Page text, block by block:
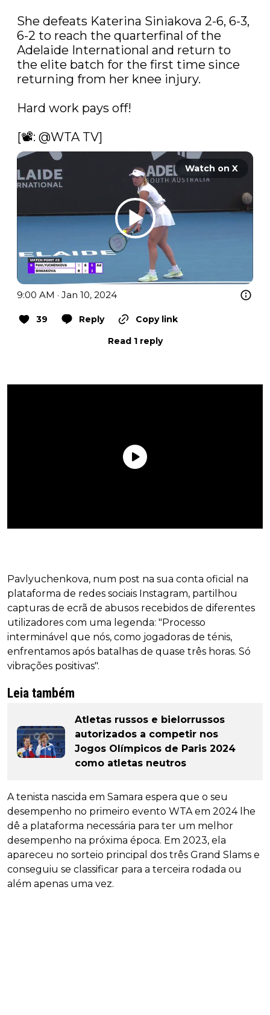
She defeats Katerina Siniakova 2-6, 6-3,
6-2 to reach the quarterfinal of the
Adelaide International and return to
the elite batch for the first time since
returning from her knee injury.
Hard work pays off!
[📽: @WTA TV]
Watch on X
9:00 AM · Jan 10, 2024
39 Reply
Copy link
Read 1 reply
Pavlyuchenkova, num post na sua conta oficial na
plataforma de redes sociais Instagram, partilhou
capturas de ecrã de abusos recebidos de diferentes
utilizadores com uma legenda: "Processo
interminável que nós, como jogadoras de ténis,
enfrentamos após batalhas de quase três horas. Só
vibrações positivas".
Leia também
Atletas russos e bielorrussos
autorizados a competir nos
Jogos Olímpicos de Paris 2024
como atletas neutros
A tenista nascida em Samara espera que o seu
desempenho no primeiro evento WTA em 2024 lhe
dê a plataforma necessária para ter um melhor
desempenho na próxima época. Em 2023, ela
apareceu no sorteio principal dos três Grand Slams e
conseguiu se classificar para a terceira rodada ou
além apenas uma vez.